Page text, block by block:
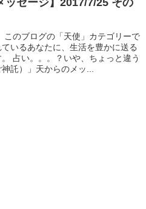
のブログの「天使」カテゴリーで
いるあなたに、生活を豊かに送る
占い。。。？いや、ちょっと違う
託）」天からのメッ...